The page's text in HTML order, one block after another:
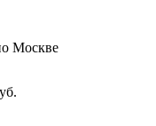
Москве